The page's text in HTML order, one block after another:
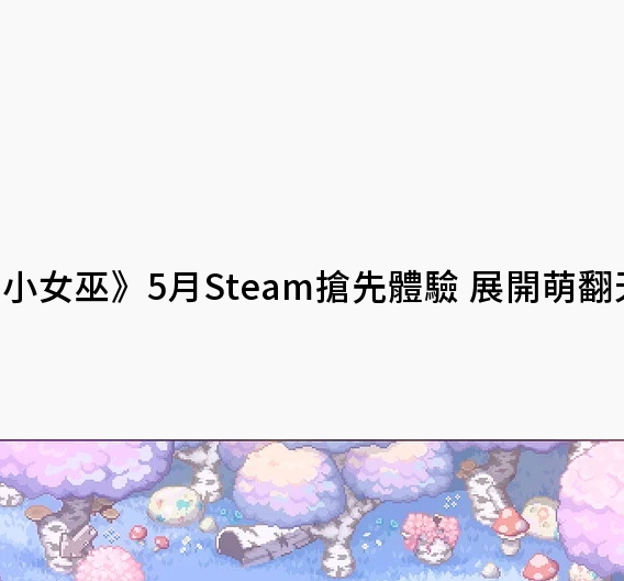
女巫》5月Steam搶先體驗 展開萌